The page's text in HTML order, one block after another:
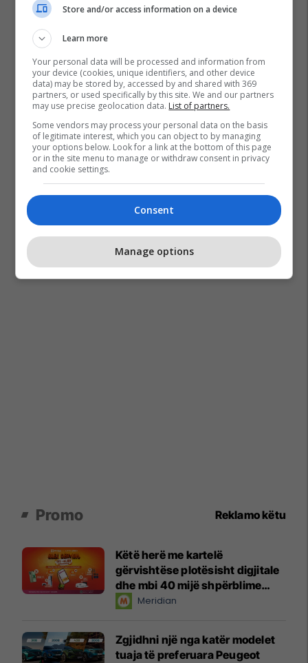
Selino
Supa Harira
Promo Reklamo këtu
Këtë herë me kartelë
gërvishtëse plotësisht digjitale
dhe mbi 40 mijë shpërblime
instant!Meridian
Zgjidhni një nga katër modelet
tuaja të preferuara Peugeot
Store and/or access information on a device
Learn more
Your personal data will be processed and information from
your device (cookies, unique identifiers, and other device
data) may be stored by, accessed by and shared with 369
partners, or used specifically by this site. We and our partners
may use precise geolocation data. List of partners.
Some vendors may process your personal data on the basis
of legitimate interest, which you can object to by managing
your options below. Look for a link at the bottom of this page
or in the site menu to manage or withdraw consent in privacy
and cookie settings.
Consent
Manage options